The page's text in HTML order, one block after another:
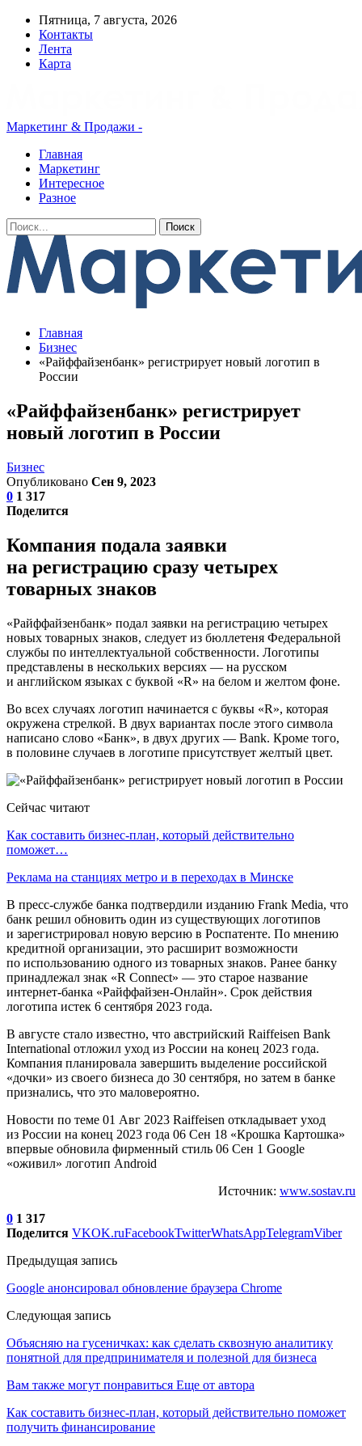
Пятница, 7 августа, 2026
Контакты
Лента
Карта
Маркетинг & Продажи -
Главная
Маркетинг
Интересное
Разное
Главная
Бизнес
«Райффайзенбанк» регистрирует новый логотип в
России
«Райффайзенбанк» регистрирует
новый логотип в России
Бизнес
Опубликовано Сен 9, 2023
0 1 317
Поделится
Компания подала заявки
на регистрацию сразу четырех
товарных знаков
«Райффайзенбанк» подал заявки на регистрацию четырех
новых товарных знаков, следует из бюллетеня Федеральной
службы по интеллектуальной собственности. Логотипы
представлены в нескольких версиях — на русском
и английском языках с буквой «R» на белом и желтом фоне.
Во всех случаях логотип начинается с буквы «R», которая
окружена стрелкой. В двух вариантах после этого символа
написано слово «Банк», в двух других — Bank. Кроме того,
в половине случаев в логотипе присутствует желтый цвет.
Сейчас читают
Как составить бизнес-план, который действительно
поможет…
Реклама на станциях метро и в переходах в Минске
В пресс-службе банка подтвердили изданию Frank Media, что
банк решил обновить один из существующих логотипов
и зарегистрировал новую версию в Роспатенте. По мнению
кредитной организации, это расширит возможности
по использованию одного из товарных знаков. Ранее банку
принадлежал знак «R Connect» — это старое название
интернет-банка «Райффайзен-Онлайн». Срок действия
логотипа истек 6 сентября 2023 года.
В августе стало известно, что австрийский Raiffeisen Bank
International отложил уход из России на конец 2023 года.
Компания планировала завершить выделение российской
«дочки» из своего бизнеса до 30 сентября, но затем в банке
признались, что это маловероятно.
Новости по теме 01 Авг 2023 Raiffeisen откладывает уход
из России на конец 2023 года 06 Сен 18 «Крошка Картошка»
впервые обновила фирменный стиль 06 Сен 1 Google
«оживил» логотип Android
Источник: www.sostav.ru
0 1 317
Поделится VKOK.ruFacebookTwitterWhatsAppTelegramViber
Предыдущая запись
Google анонсировал обновление браузера Chrome
Следующая запись
Объясняю на гусеничках: как сделать сквозную аналитику
понятной для предпринимателя и полезной для бизнеса
Вам также могут понравиться Еще от автора
Как составить бизнес-план, который действительно поможет
получить финансирование